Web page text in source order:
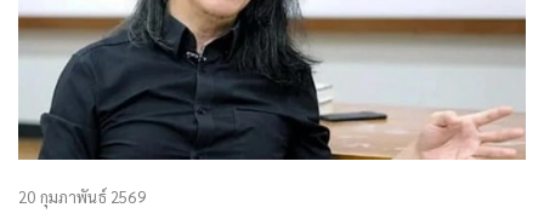
20 กุมภาพันธ์ 2569